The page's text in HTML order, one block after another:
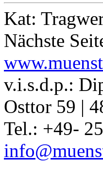
Kat:
Nächste
v.i.s.d.p.:
Osttor 59 |
Tel.: +49-